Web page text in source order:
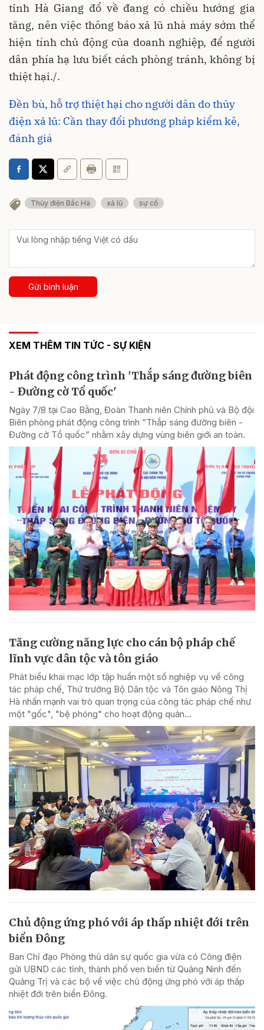
tỉnh Hà Giang đổ về đang có chiều hướng gia
tăng, nên việc thông báo xả lũ nhà máy sớm thể
hiện tính chủ động của doanh nghiệp, để người
dân phía hạ lưu biết cách phòng tránh, không bị
thiệt hại./.
Đền bù, hỗ trợ thiệt hại cho người dân do thủy
điện xả lũ: Cần thay đổi phương pháp kiểm kê,
đánh giá
Thủy điện Bắc Hà xả lũ sự cố
Gửi bình luận
XEM THÊM TIN TỨC - SỰ KIỆN
Phát động công trình 'Thắp sáng đường biên
- Đường cờ Tổ quốc'
Ngày 7/8 tại Cao Bằng, Đoàn Thanh niên Chính phủ và Bộ đội
Biên phòng phát động công trình “Thắp sáng đường biên -
Đường cờ Tổ quốc” nhằm xây dựng vùng biên giới an toàn.
Tăng cường năng lực cho cán bộ pháp chế
lĩnh vực dân tộc và tôn giáo
Phát biểu khai mạc lớp tập huấn một số nghiệp vụ về công
tác pháp chế, Thứ trưởng Bộ Dân tộc và Tôn giáo Nông Thị
Hà nhấn mạnh vai trò quan trọng của công tác pháp chế như
một "gốc", "bệ phóng" cho hoạt động quản...
Chủ động ứng phó với áp thấp nhiệt đới trên
biển Đông
Ban Chỉ đạo Phòng thủ dân sự quốc gia vừa có Công điện
gửi UBND các tỉnh, thành phố ven biển từ Quảng Ninh đến
Quảng Trị và các bộ về việc chủ động ứng phó với áp thấp
nhiệt đới trên biển Đông.